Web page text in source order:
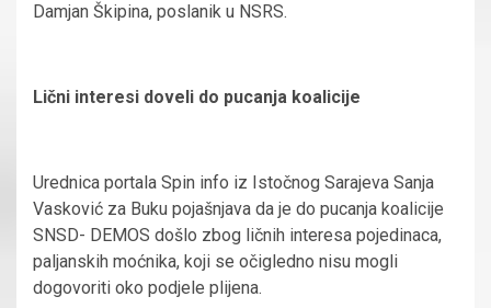
Damjan Škipina, poslanik u NSRS.
Lični interesi doveli do pucanja koalicije
Urednica portala Spin info iz Istočnog Sarajeva Sanja
Vasković za Buku pojašnjava da je do pucanja koalicije
SNSD- DEMOS došlo zbog ličnih interesa pojedinaca,
paljanskih moćnika, koji se očigledno nisu mogli
dogovoriti oko podjele plijena.